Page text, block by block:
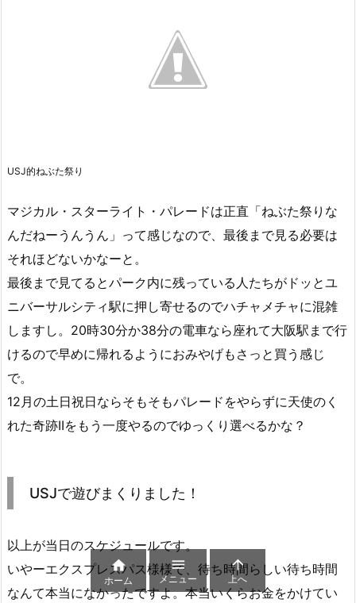
USJ的ねぶた祭り
マジカル・スターライト・パレードは正直「ねぶた祭りな
んだねーうんうん」って感じなので、最後まで見る必要は
それほどないかなーと。
最後まで見てるとパーク内に残っている人たちがドッとユ
ニバーサルシティ駅に押し寄せるのでハチャメチャに混雑
しますし。20時30分か38分の電車なら座れて大阪駅まで行
けるので早めに帰れるようにおみやげもさっと買う感じ
で。
12月の土日祝日ならそもそもパレードをやらずに天使のく
れた奇跡IIをもう一度やるのでゆっくり選べるかな？
USJで遊びまくりました！
以上が当日のスケジュールです。
いやーエクスプレスパス様様で、待ち時間らしい待ち時間
なんて本当になかったですよ。本当いくらお金をかけてい

ホーム

メニュー

上へ